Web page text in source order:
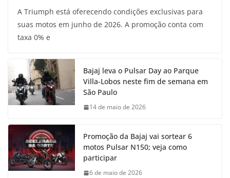
A Triumph está oferecendo condições exclusivas para
suas motos em junho de 2026. A promoção conta com
taxa 0% e
Bajaj leva o Pulsar Day ao Parque
Villa-Lobos neste fim de semana em
São Paulo
14 de maio de 2026
Promoção da Bajaj vai sortear 6
motos Pulsar N150; veja como
participar
6 de maio de 2026